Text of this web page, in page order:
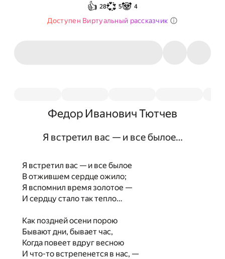
👍 28💞 5🐼 4
Доступен Виртуальный рассказчик
Федор Иванович Тютчев
Я встретил вас — и все былое…
Я встретил вас — и все былое
В отжившем сердце ожило;
Я вспомнил время золотое —
И сердцу стало так тепло…
Как поздней осени порою
Бывают дни, бывает час,
Когда повеет вдруг весною
И что-то встрепенется в нас, —